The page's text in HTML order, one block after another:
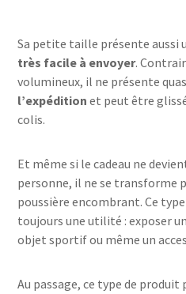
Sa petite taille présente aussi
très facile à envoyer.
volumineux, il ne présente
l’expédition et peut être
colis.
Et même si le cadeau ne
personne, il ne se transforme
poussière encombrant. Ce
toujours une utilité : exposer
objet sportif ou même un
Au passage, ce type de produit